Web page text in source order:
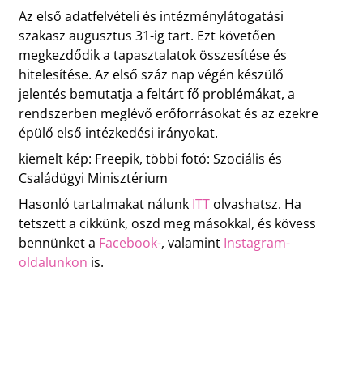
Az első adatfelvételi és intézménylátogatási
szakasz augusztus 31-ig tart. Ezt követően
megkezdődik a tapasztalatok összesítése és
hitelesítése. Az első száz nap végén készülő
jelentés bemutatja a feltárt fő problémákat, a
rendszerben meglévő erőforrásokat és az ezekre
épülő első intézkedési irányokat.
kiemelt kép: Freepik, többi fotó: Szociális és
Családügyi Minisztérium
Hasonló tartalmakat nálunk ITTolvashatsz. Ha
tetszett a cikkünk, oszd meg másokkal, és kövess
bennünket a Facebook-, valamint Instagram-
oldalunkon is.